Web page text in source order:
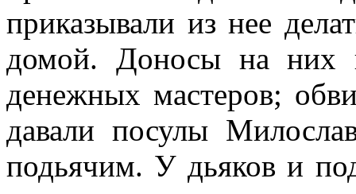
приказывали из нее
домой. Доносы на них
денежных мастеров;
давали посулы
подьячим. У дьяков и